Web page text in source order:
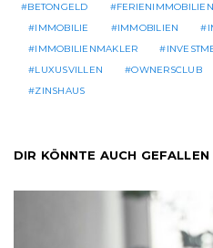
BETONGELD FERIENIMMOBILIEN
IMMOBILIE
IMMOBILIEN
IMMOBILIENMAKLER
LUXUSVILLEN
OWNERSCLUB
ZINSHAUS
DIR KÖNNTE AUCH GEFALLEN